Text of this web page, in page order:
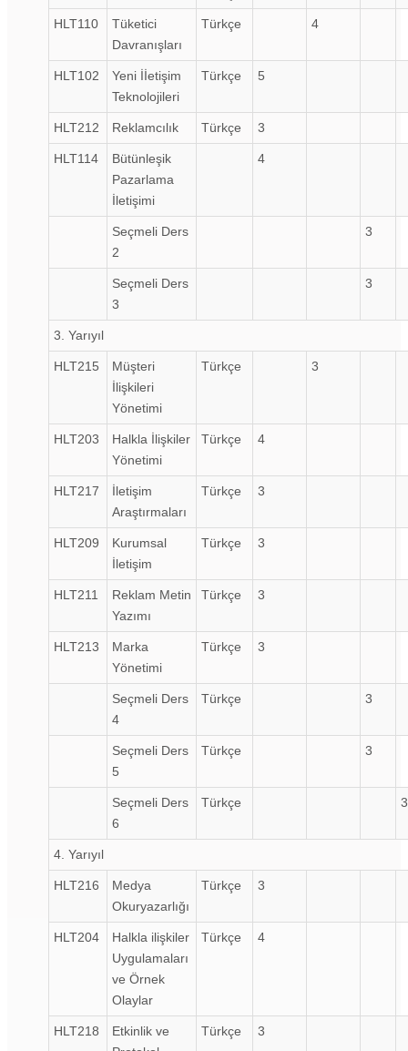
HLT110
Tüketici
Davranışları
Türkçe 4
HLT102
Yeni İİetişim
Teknolojileri
Türkçe 5
HLT212 Reklamcılık Türkçe 3
HLT114
Bütünleşik
Pazarlama
İletişimi
4
Seçmeli Ders
2
3
Seçmeli Ders
3
3
3. Yarıyıl
HLT215
Müşteri
İlişkileri
Yönetimi
Türkçe 3
HLT203
Halkla İlişkiler
Yönetimi
Türkçe 4
HLT217
İletişim
Araştırmaları
Türkçe 3
HLT209
Kurumsal
İletişim
Türkçe 3
HLT211
Reklam Metin
Yazımı
Türkçe 3
HLT213
Marka
Yönetimi
Türkçe 3
Seçmeli Ders
4
Türkçe 3
Seçmeli Ders
5
Türkçe 3
Seçmeli Ders
6
Türkçe 3
4. Yarıyıl
HLT216
Medya
Okuryazarlığı
Türkçe 3
HLT204
Halkla ilişkiler
Uygulamaları
ve Örnek
Olaylar
Türkçe 4
HLT218
Etkinlik ve
Türkçe 3